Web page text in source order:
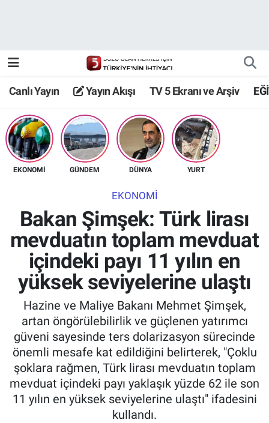
Canlı Yayın Yayın Akışı TV 5 Ekranı ve Arşiv
EKONOMİ GÜNDEM DÜNYA YURT
EKONOMİ
Bakan Şimşek: Türk lirası
mevduatın toplam mevduat
içindeki payı 11 yılın en
yüksek seviyelerine ulaştı
Hazine ve Maliye Bakanı Mehmet Şimşek,
artan öngörülebilirlik ve güçlenen yatırımcı
güveni sayesinde ters dolarizasyon sürecinde
önemli mesafe kat edildiğini belirterek, "Çoklu
şoklara rağmen, Türk lirası mevduatın toplam
mevduat içindeki payı yaklaşık yüzde 62 ile son
11 yılın en yüksek seviyelerine ulaştı" ifadesini
kullandı.
TV 5 Ekranı ve Arşiv